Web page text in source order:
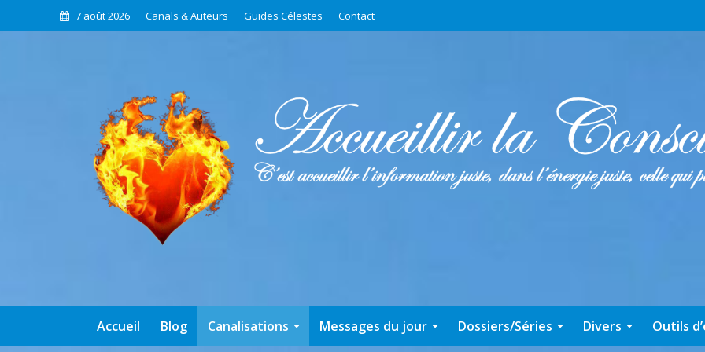
7 août 2026 Canals & Auteurs Guides Célestes Contact
Accueil Blog Canalisations Messages du jour Dossiers/Séries Divers Outils